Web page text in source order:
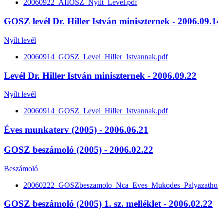
20060922_AIIOSZ_Nyilt_Level.pdf
GOSZ levél Dr. Hiller István miniszternek -
Nyílt levél
20060914_GOSZ_Level_Hiller_Istvannak.pdf
Levél Dr. Hiller István miniszternek - 2006.09.22
Nyílt levél
20060914_GOSZ_Level_Hiller_Istvannak.pdf
Éves munkaterv (2005) - 2006.06.21
GOSZ beszámoló (2005) - 2006.02.22
Beszámoló
GOSZ beszámoló (2005) 1. sz. melléklet - 2006.02.22